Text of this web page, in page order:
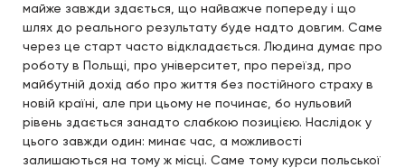
майже завжди здається, що найважче попереду і що
шлях до реального результату буде надто довгим. Саме
через це старт часто відкладається. Людина думає про
роботу в Польщі, про університет, про переїзд, про
майбутній дохід або про життя без постійного страху в
новій країні, але при цьому не починає, бо нульовий
рівень здається занадто слабкою позицією. Наслідок у
цього завжди один: минає час, а можливості
залишаються на тому ж місці. Саме тому курси польської